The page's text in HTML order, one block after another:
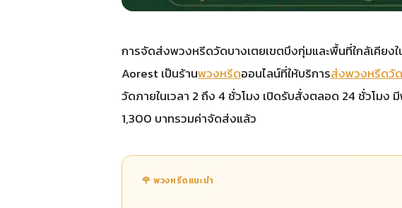
การจัดส่งพวงหรีดวัดบางเตยเขตบึงกุ่มและพื้นที่ใกล้เคียง
Aorest เป็นร้านพวงหรีดออนไลน์ที่ให้บริการส่งพวงหรีดวั
วัดภายในเวลา 2 ถึง 4 ชั่วโมง เปิดรับสั่งตลอด 24 ชั่วโม
1,300 บาทรวมค่าจัดส่งแล้ว
🌹 พวงหรีดแนะนำ